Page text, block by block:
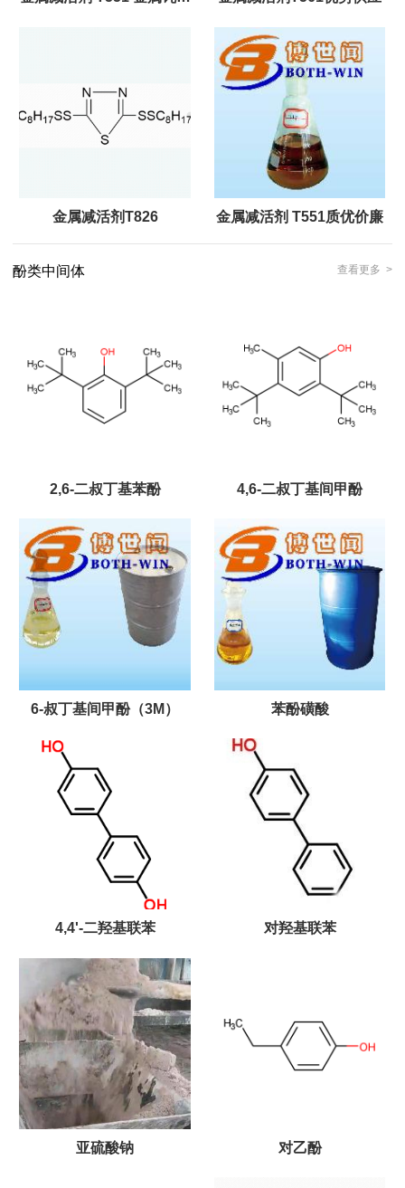
金属减活剂T826 金属减活剂 T551质优价廉
酚类中间体 查看更多 >
2,6-二叔丁基苯酚 4,6-二叔丁基间甲酚
6-叔丁基间甲酚（3M） 苯酚磺酸
4,4'-二羟基联苯 对羟基联苯
亚硫酸钠 对乙酚